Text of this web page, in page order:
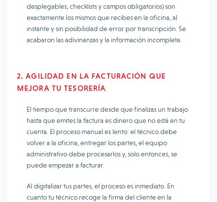
desplegables, checklists y campos obligatorios) son
exactamente los mismos que recibes en la oficina, al
instante y sin posibilidad de error por transcripción. Se
acabaron las adivinanzas y la información incompleta.
2. AGILIDAD EN LA FACTURACIÓN QUE
MEJORA TU TESORERÍA
El tiempo que transcurre desde que finalizas un trabajo
hasta que emites la factura es dinero que no está en tu
cuenta. El proceso manual es lento: el técnico debe
volver a la oficina, entregar los partes, el equipo
administrativo debe procesarlos y, solo entonces, se
puede empezar a facturar.
Al digitalizar tus partes, el proceso es inmediato. En
cuanto tu técnico recoge la firma del cliente en la